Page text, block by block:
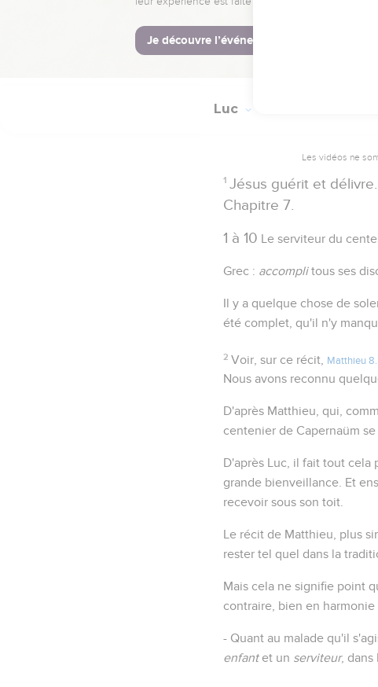
Luc
Les vidéos ne
1 Jésus guérit et délivre.
Chapitre 7.
1 à 10 Le serviteur du
Grec : accomplitous ses
Il y a quelque chose de
été complet, qu'il n'y
2 Voir, sur ce récit, Matthieu
Nous avons reconnu
D'après Matthieu, qui,
centenier de Capernaüm
D'après Luc, il fait tout cela
grande bienveillance. Et
recevoir sous son toit.
Le récit de Matthieu, plus
rester tel quel dans la
Mais cela ne signifie point
contraire, bien en
- Quant au malade qu'il
enfantet un serviteur, dans